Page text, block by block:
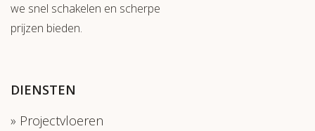
we snel schakelen en scherpe
prijzen bieden.
DIENSTEN
Projectvloeren